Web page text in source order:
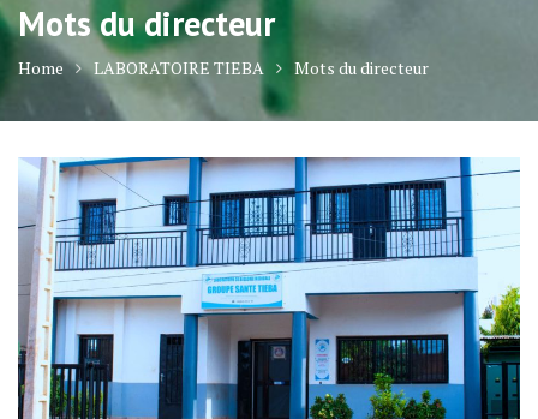
Mots du directeur
Home LABORATOIRE TIEBA Mots du directeur